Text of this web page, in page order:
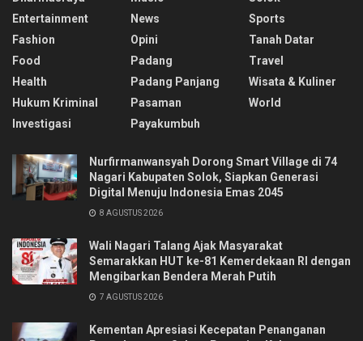
Entertainment
Fashion
Food
Health
Hukum Kriminal
Investigasi
News
Opini
Padang
Padang Panjang
Pasaman
Payakumbuh
Sports
Tanah Datar
Travel
Wisata & Kuliner
World
Nurfirmanwansyah Dorong Smart Village di 74
Nagari Kabupaten Solok, Siapkan Generasi
Digital Menuju Indonesia Emas 2045
8 AGUSTUS 2026
Wali Nagari Talang Ajak Masyarakat
Semarakkan HUT ke-81 Kemerdekaan RI dengan
Mengibarkan Bendera Merah Putih
7 AGUSTUS 2026
Kementan Apresiasi Kecepatan Penanganan